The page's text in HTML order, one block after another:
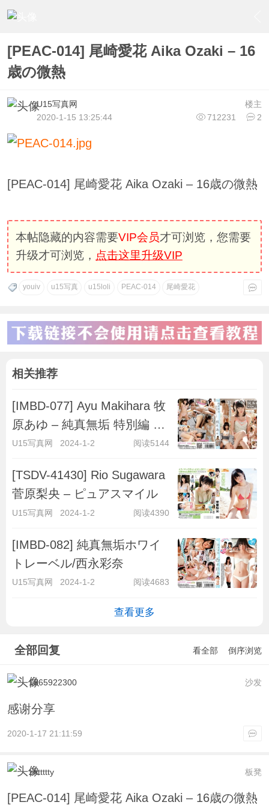
[PEAC-014] 尾崎愛花 Aika Ozaki – 16
歳の微熱
楼主
U15写真网
712231
2
2020-1-15 13:25:44
[PEAC-014] 尾崎愛花 Aika Ozaki – 16歳の微熱
本帖隐藏的内容需要VIP会员才可浏览，您需要
升级才可浏览， 点击这里升级VIP
youiv u15写真 u15loli PEAC-014 尾崎愛花
相关推荐
[IMBD-077] Ayu Makihara 牧
原あゆ – 純真無垢 特別編 ～
キラキラ彼女～
U15写真网 2024-1-2 阅读5144
[TSDV-41430] Rio Sugawara
菅原梨央 – ピュアスマイル
U15写真网 2024-1-2 阅读4390
[IMBD-082] 純真無垢ホワイ
トレーベル/西永彩奈
U15写真网 2024-1-2 阅读4683
查看更多
全部回复 看全部 倒序浏览
沙发
1365922300
感谢分享
2020-1-17 21:11:59
板凳
zhttttty
[PEAC-014] 尾崎愛花 Aika Ozaki – 16歳の微熱